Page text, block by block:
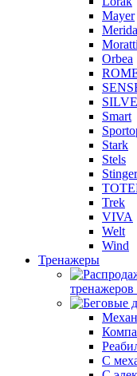
Mayer
Merida
Moratti
Orbea
Smart
Stark
Stels
Stinger
Trek
VIVA
Welt
Wind
Тренажеры
С